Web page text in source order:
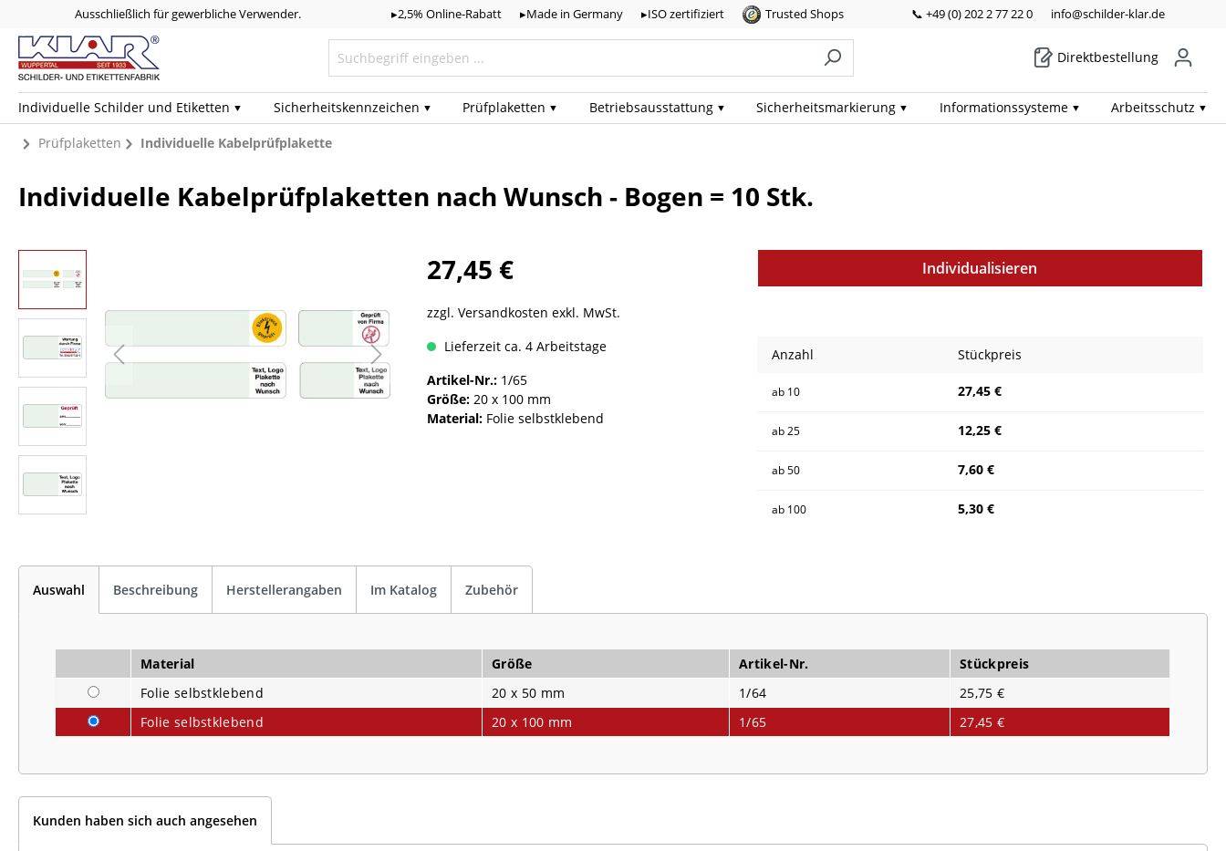
Ausschließlich für gewerbliche Verwender. ▸2,5% Online-Rabatt ▸Made in Germany ▸ISO zertifiziert Trusted Shops 📞 +49 (0) 202 2 77 22 0 info@schilder-klar.de
Direktbestellung
Individuelle Schilder und Etiketten Sicherheits­kennzeichen Prüf­plaketten Betriebs­ausstattung Sicherheits­markierung Informations­systeme Arbeits­schutz
Prüfplaketten Individuelle Kabelprüfplakette
Individuelle Kabelprüfplaketten nach Wunsch - Bogen = 10 Stk.
27,45 €
zzgl. Versandkosten exkl. MwSt.
Individualisieren
Lieferzeit ca. 4 Arbeitstage
Artikel-Nr.: 1/65
Größe: 20 x 100 mm
Material: Folie selbstklebend
Anzahl Stückpreis
ab 10 27,45 €
ab25 12,25 €
ab50 7,60 €
ab 100 5,30 €
Auswahl Beschreibung Herstellerangaben Im Katalog Zubehör
Material Größe Artikel-Nr.
Stückpreis
Folie selbstklebend
20 x 50 mm 1/64
25,75 €
Folie selbstklebend
20 x 100 mm 1/65 27,45 €
Kunden haben sich auch angesehen